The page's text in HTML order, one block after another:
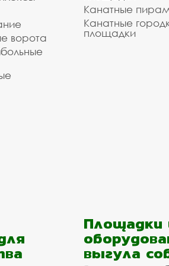
ворота
Канатные
Канатные
площадки
Площадки
выгула